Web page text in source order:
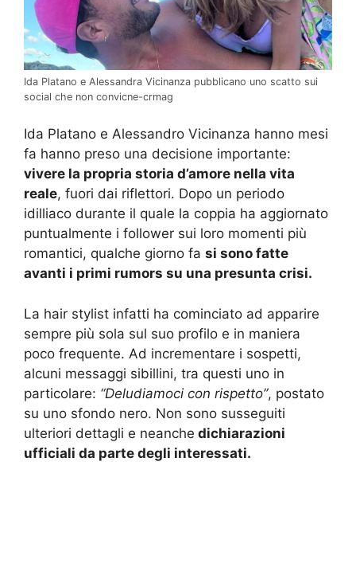
Ida Platano e Alessandra Vicinanza pubblicano uno scatto sui
social che non convicne-crmag
Ida Platano e Alessandro Vicinanza hanno mesi
fa hanno preso una decisione importante:
vivere la propria storia d’amore nella vita
reale, fuori dai riflettori. Dopo un periodo
idilliaco durante il quale la coppia ha aggiornato
puntualmente i follower sui loro momenti più
romantici, qualche giorno fa si sono fatte
avanti i primi rumors su una presunta crisi.
La hair stylist infatti ha cominciato ad apparire
sempre più sola sul suo profilo e in maniera
poco frequente. Ad incrementare i sospetti,
alcuni messaggi sibillini, tra questi uno in
particolare: “Deludiamoci con rispetto”, postato
su uno sfondo nero. Non sono susseguiti
ulteriori dettagli e neanche dichiarazioni
ufficiali da parte degli interessati.